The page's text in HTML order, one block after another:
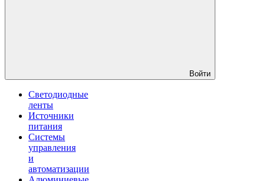
Войти
Светодиодные
ленты
Источники
питания
Системы
управления
и
автоматизации